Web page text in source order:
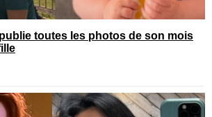
toutes les photos de son mois